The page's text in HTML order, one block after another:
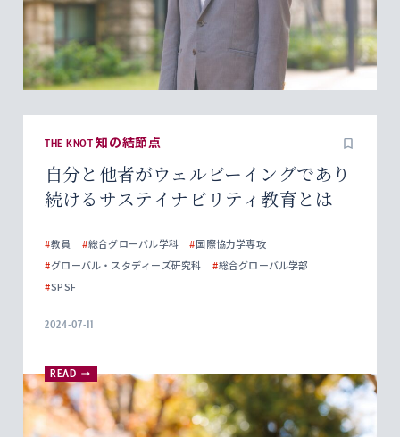
THE KNOT-知の結節点
自分と他者がウェルビーイングであり
続けるサステイナビリティ教育とは
#教員 #総合グローバル学科 #国際協力学専攻
#グローバル・スタディーズ研究科 #総合グローバル学部
#SPSF
2024-07-11
READ